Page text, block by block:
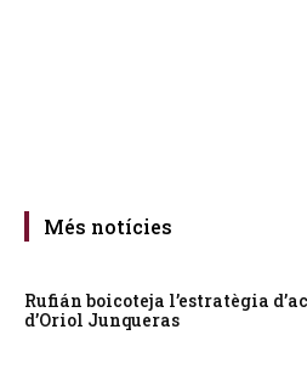
Més notícies
Rufián boicoteja l’estratègia
d’Oriol Junqueras